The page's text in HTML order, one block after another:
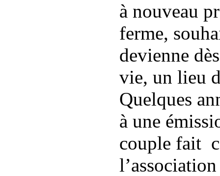
à nouveau
ferme,
devienne
vie, un lieu
Quelques
à une
couple fait